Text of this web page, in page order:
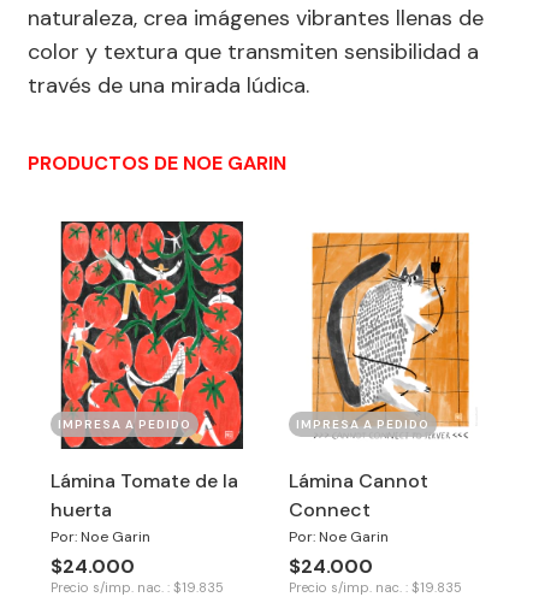
naturaleza, crea imágenes vibrantes llenas de
color y textura que transmiten sensibilidad a
través de una mirada lúdica.
PRODUCTOS DE NOE GARIN
IMPRESA A PEDIDO
Lámina Tomate de la
huerta
Por: Noe Garin
$24.000
Precio s/imp. nac. : $19.835
IMPRESA A PEDIDO
Lámina Cannot
Connect
Por: Noe Garin
$24.000
Precio s/imp. nac. : $19.835